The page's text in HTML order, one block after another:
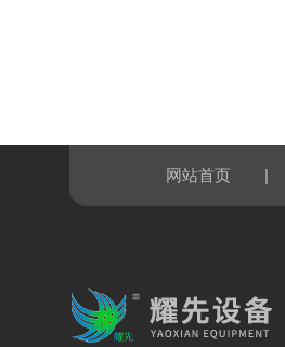
网站首页 |